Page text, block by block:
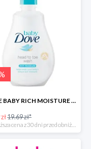
DOVE BABY RICH MOISTURE emulsja do mycia ciała i włosów -40%
19.69 zł*